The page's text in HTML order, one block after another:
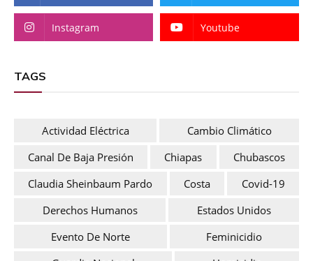
Instagram Youtube
TAGS
Actividad Eléctrica
Cambio Climático
Canal De Baja Presión
Chiapas
Chubascos
Claudia Sheinbaum Pardo
Costa
Covid-19
Derechos Humanos
Estados Unidos
Evento De Norte
Feminicidio